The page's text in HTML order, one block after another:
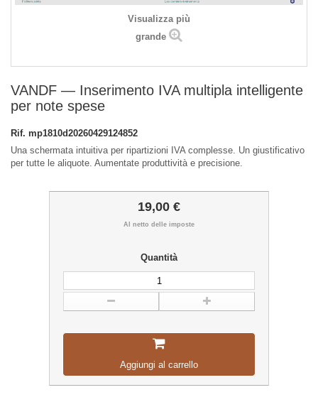
Visualizza più
grande
VANDF — Inserimento IVA multipla intelligente
per note spese
Rif. mp1810d20260429124852
Una schermata intuitiva per ripartizioni IVA complesse. Un giustificativo
per tutte le aliquote. Aumentate produttività e precisione.
19,00 €
Al netto delle imposte
Quantità
Aggiungi al carrello